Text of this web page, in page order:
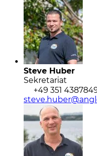
Steve Huber
Sekretariat
+49 351